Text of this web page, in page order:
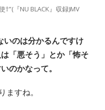
†”(『NU BLACK』収録)MV
のは分かるんですけ
「悪そう」とか「怖そ
のかなって。
ますね。